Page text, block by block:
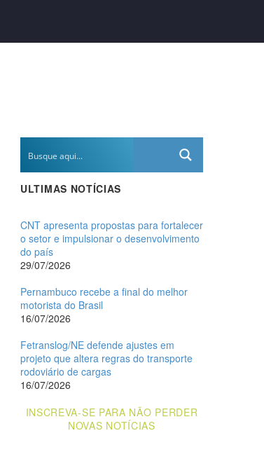
ULTIMAS NOTÍCIAS
CNT apresenta propostas para fortalecer
o setor e impulsionar o desenvolvimento
do país
29/07/2026
Pernambuco recebe a final do melhor
motorista do Brasil
16/07/2026
Fetranslog/NE defende ajustes em
projeto que altera regras do transporte
rodoviário de cargas
16/07/2026
INSCREVA-SE PARA NÃO PERDER
NOVAS NOTÍCIAS